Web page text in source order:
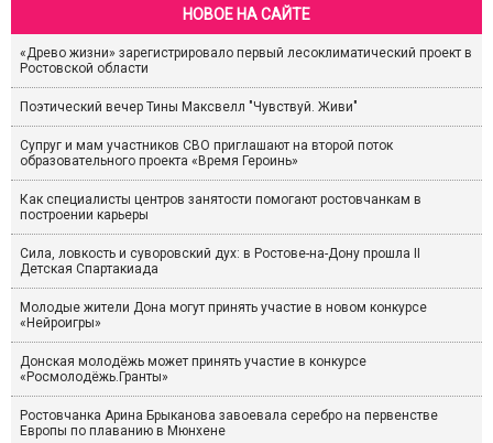
НОВОЕ НА САЙТЕ
«Древо жизни» зарегистрировало первый лесоклиматический проект в
Ростовской области
Поэтический вечер Тины Максвелл "Чувствуй. Живи"
Супруг и мам участников СВО приглашают на второй поток
образовательного проекта «Время Героинь»
Как специалисты центров занятости помогают ростовчанкам в
построении карьеры
Сила, ловкость и суворовский дух: в Ростове-на-Дону прошла II
Детская Спартакиада
Молодые жители Дона могут принять участие в новом конкурсе
«Нейроигры»
Донская молодёжь может принять участие в конкурсе
«Росмолодёжь.Гранты»
Ростовчанка Арина Брыканова завоевала серебро на первенстве
Европы по плаванию в Мюнхене